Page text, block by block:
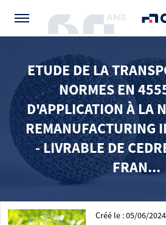
ETUDE DE LA
NORMES EN
D'APPLICATION À LA
REMANUFACTURING
- LIVRABLE DE
FRAN...
Créé le : 05/06/